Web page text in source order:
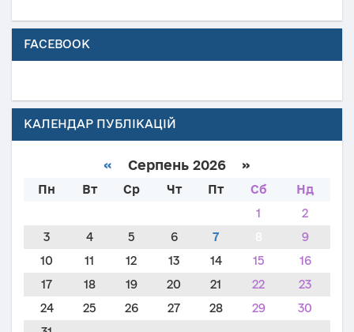
FACEBOOK
КАЛЕНДАР ПУБЛІКАЦІЙ
« Серпень 2026 »
Пн Вт Ср Чт Пт Сб
Нд
1
2
3
4 5 6 7
9
10
11 12 13 14 15
16
17
18 19 20 21 22
23
24
25 26 27 28 29
30